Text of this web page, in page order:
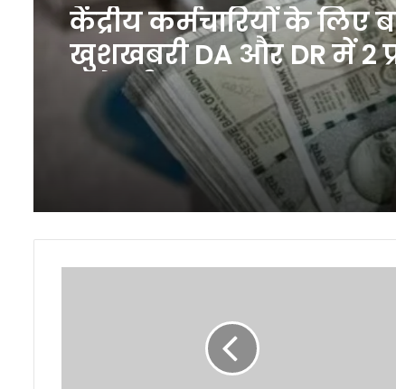
केंद्रीय कर्मचारियों के लिए
खुशखबरी DA और DR में 2
बढ़ोतरी